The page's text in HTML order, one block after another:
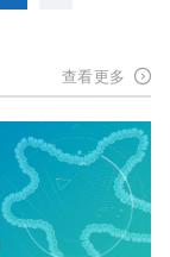
查看更多